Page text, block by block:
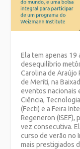
Ela tem apenas 19
desequilíbrio
Carolina de Araújo
de Meriti, na
eventos nacionais
Ciência,
(Fecti) e a Feira
Regeneron (ISEF),
vez consecutiva.
curso de verão no
mais prestigiados